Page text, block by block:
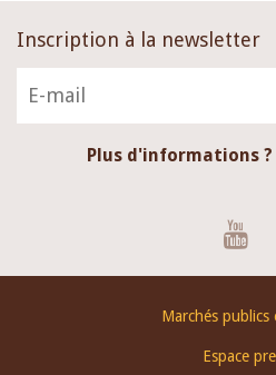
Inscription à la newsletter
Plus d'informations ?
Marchés publics
Espace